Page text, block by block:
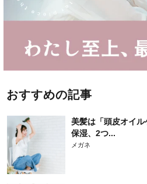
おすすめの記事
美髪は「頭皮オイ
保湿、2つ...
メガネ